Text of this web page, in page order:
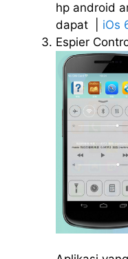
hp android
dapat | iOs
Espier